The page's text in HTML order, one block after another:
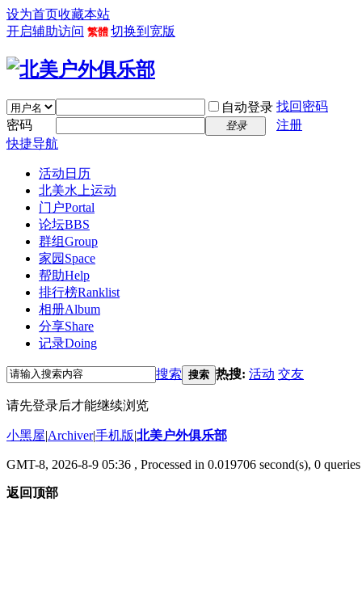
设为首页收藏本站
开启辅助访问 繁體 切换到宽版
自动登录 找回密码
密码
登录
注册
快捷导航
活动日历
北美水上运动
门户Portal
论坛BBS
群组Group
家园 Space
帮助Help
排行榜Ranklist
相册Album
分享Share
记录Doing
搜索 搜索 热搜: 活动 交友
请先登录后才能继续浏览
小黑屋|Archiver|手机版|北美户外俱乐部
GMT-8, 2026-8-9 05:36 , Processed in 0.019706 second(s), 0
返回顶部